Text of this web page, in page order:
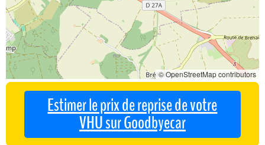
© OpenStreetMap contributors
Estimer le prix de reprise de votre
VHU sur Goodbyecar